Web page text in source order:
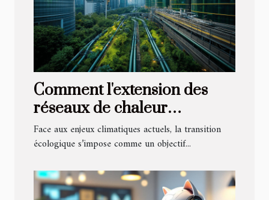
Comment l'extension des
réseaux de chaleur
contribue-t-elle à la
transition écologique ?
Face aux enjeux climatiques actuels, la transition
écologique s’impose comme un objectif...